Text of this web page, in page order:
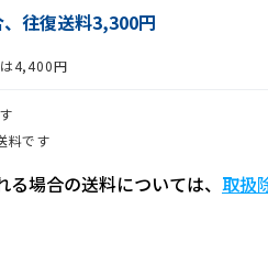
往復送料3,300円
4,400円
料です
場合の送料については、 取扱